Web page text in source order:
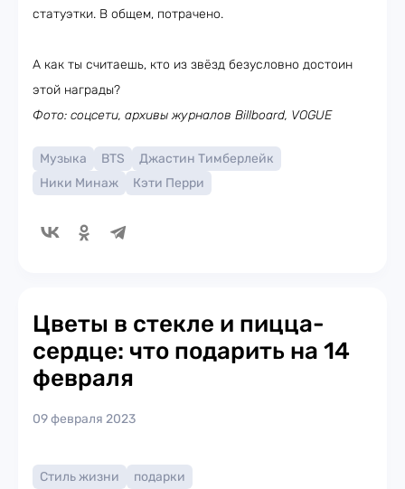
статуэтки. В общем, потрачено.
А как ты считаешь, кто из звёзд безусловно достоин
этой награды?
Фото: соцсети, архивы журналов Billboard, VOGUE
Музыка BTS
Джастин Тимберлейк
Ники Минаж
Кэти Перри
Цветы в стекле и пицца-
сердце: что подарить на 14
февраля
09 февраля 2023
Стиль жизни
подарки